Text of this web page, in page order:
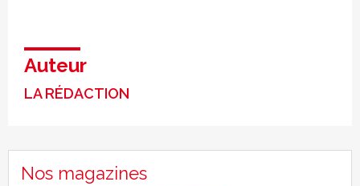
Auteur
LA RÉDACTION
Nos magazines